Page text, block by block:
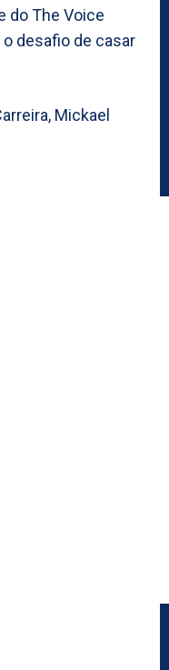
do The Voice
o desafio de casar
Mickael